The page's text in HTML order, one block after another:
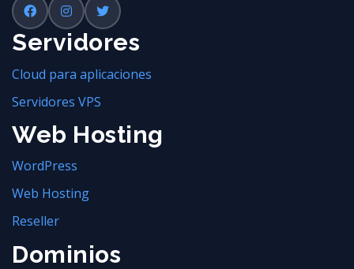
Servidores
Cloud para aplicaciones
Servidores VPS
Web Hosting
WordPress
Web Hosting
Reseller
Dominios